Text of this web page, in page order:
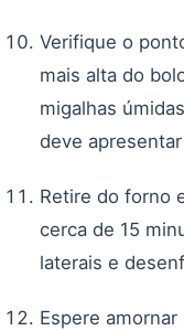
Verifique o
mais alta do
migalhas
deve
Retire do forno
cerca de 15
laterais e
Espere